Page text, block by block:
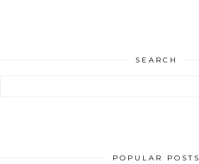
SEARCH
POPULAR POSTS